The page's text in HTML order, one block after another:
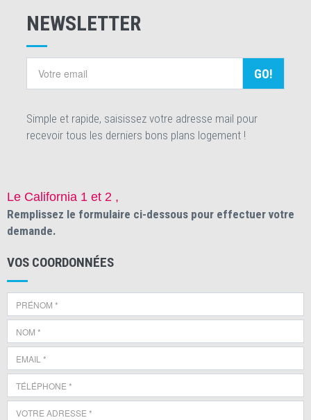
NEWSLETTER
GO!
Simple et rapide, saisissez votre adresse mail pour
recevoir tous les derniers bons plans logement !
Le California 1 et 2 ,
Remplissez le formulaire ci-dessous pour effectuer votre
demande.
VOS COORDONNÉES